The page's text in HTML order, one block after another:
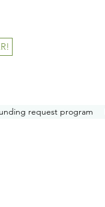
request program